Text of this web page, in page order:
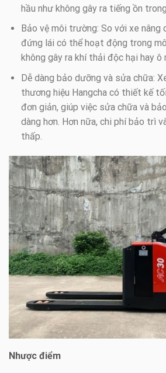
hầu như không gây ra tiếng ồn
Bảo vệ môi trường: So với xe nâng
đứng lái có thể hoạt động trong
không gây ra khí thải độc hại hay ô
Dễ dàng bảo dưỡng và sửa chữa:
thương hiệu Hangcha có thiết kế
đơn giản, giúp việc sửa chữa và
dàng hơn. Hơn nữa, chi phí bảo trì
thấp.
Nhược điểm